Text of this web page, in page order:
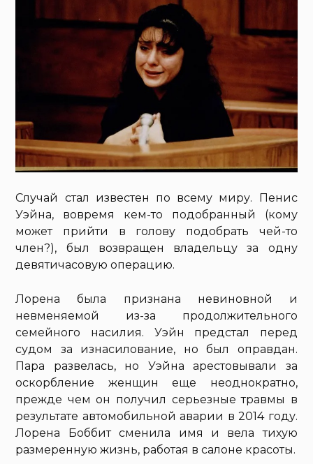
Случай стал известен по всему миру. Пенис
Уэйна, вовремя кем-то подобранный (кому
может прийти в голову подобрать чей-то
член?), был возвращен владельцу за одну
девятичасовую операцию.
Лорена была признана невиновной и
невменяемой из-за продолжительного
семейного насилия. Уэйн предстал перед
судом за изнасилование, но был оправдан.
Пара развелась, но Уэйна арестовывали за
оскорбление женщин еще неоднократно,
прежде чем он получил серьезные травмы в
результате автомобильной аварии в 2014 году.
Лорена Боббит сменила имя и вела тихую
размеренную жизнь, работая в салоне красоты.